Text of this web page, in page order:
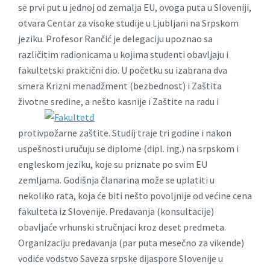
se prvi put u jednoj od zemalja EU, ovoga puta u Sloveniji,
otvara Centar za visoke studije u Ljubljani na Srpskom
jeziku. Profesor Rančić je delegaciju upoznao sa
različitim radionicama u kojima studenti obavljaju i
fakultetski praktični dio. U početku su izabrana dva
smera Krizni menadžment (bezbednost) i Zaštita
životne sredine, a nešto kasnije i Zaštite na radu i
protivpožarne zaštite. Studij traje tri godine i nakon
uspešnosti uručuju se diplome (dipl. ing.) na srpskom i
engleskom jeziku, koje su priznate po svim EU
zemljama. Godišnja članarina može se uplatiti u
nekoliko rata, koja će biti nešto povoljnije od većine cena
fakulteta iz Slovenije. Predavanja (konsultacije)
obavljaće vrhunski stručnjaci kroz deset predmeta.
Organizaciju predavanja (par puta mesečno za vikende)
vodiće vodstvo Saveza srpske dijaspore Slovenije u